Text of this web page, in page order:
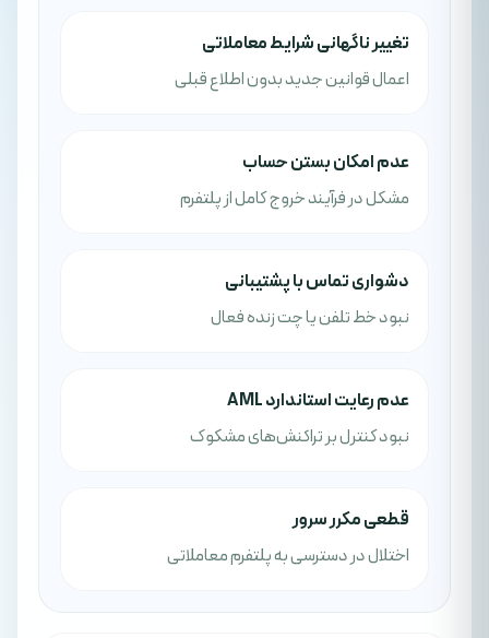
تغییر ناگهانی شرایط معاملاتی
اعمال قوانین جدید بدون اطلاع قبلی
عدم امکان بستن حساب
مشکل در فرآیند خروج کامل از پلتفرم
دشواری تماس با پشتیبانی
نبود خط تلفن یا چت زنده فعال
عدم رعایت استاندارد AML
نبود کنترل بر تراکنش‌های مشکوک
قطعی مکرر سرور
اختلال در دسترسی به پلتفرم معاملاتی